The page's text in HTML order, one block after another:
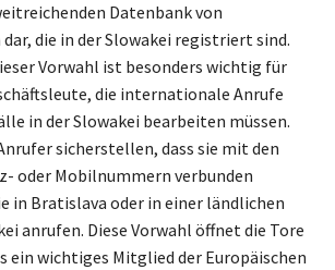
Datenbank von
die in der Slowakei registriert sind.
Vorwahl ist besonders wichtig für
die internationale Anrufe
in der Slowakei bearbeiten müssen.
sicherstellen, dass sie mit den
oder Mobilnummern verbunden
in Bratislava oder in einer ländlichen
anrufen. Diese Vorwahl öffnet die Tore
ein wichtiges Mitglied der Europäischen